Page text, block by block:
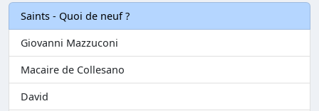
Saints - Quoi de neuf ?
Giovanni Mazzuconi
Macaire de Collesano
David